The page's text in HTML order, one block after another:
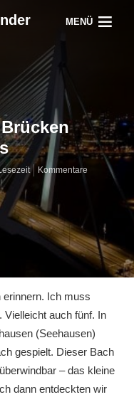
MENÜ
Kommentare
Ich muss
Vielleicht auch fünf. In
(Seehausen)
gespielt. Dieser Bach
– das kleine
dann entdeckten wir